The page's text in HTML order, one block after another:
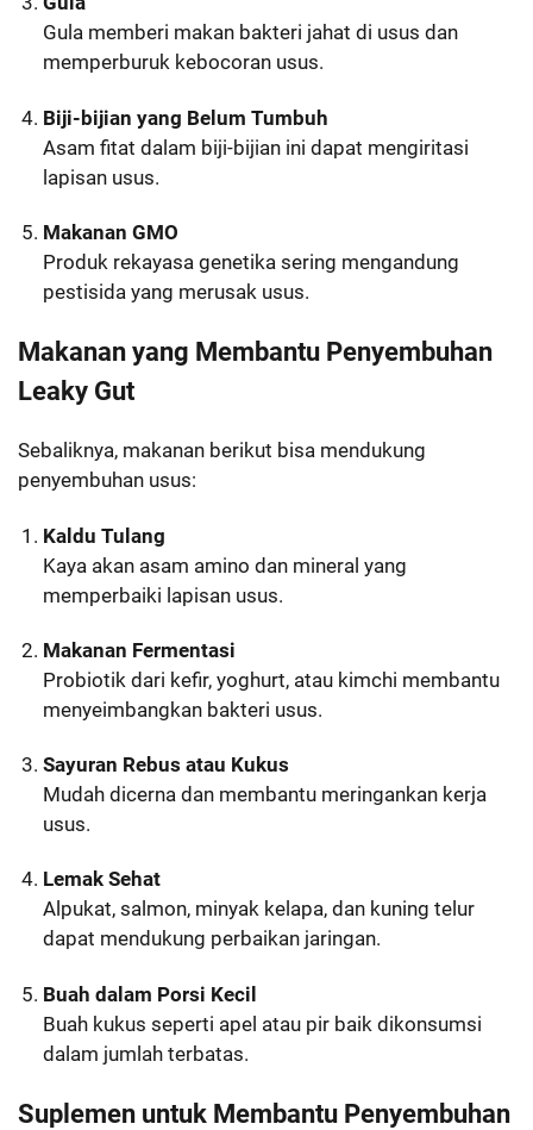
Gula memberi makan bakteri jahat di usus dan
memperburuk kebocoran usus.
Biji-bijian yang Belum Tumbuh
Asam fitat dalam biji-bijian ini dapat mengiritasi
lapisan usus.
Makanan GMO
Produk rekayasa genetika sering mengandung
pestisida yang merusak usus.
Makanan yang Membantu Penyembuhan
Leaky Gut
Sebaliknya, makanan berikut bisa mendukung
penyembuhan usus:
Kaldu Tulang
Kaya akan asam amino dan mineral yang
memperbaiki lapisan usus.
Makanan Fermentasi
Probiotik dari kefir, yoghurt, atau kimchi membantu
menyeimbangkan bakteri usus.
Sayuran Rebus atau Kukus
Mudah dicerna dan membantu meringankan kerja
usus.
Lemak Sehat
Alpukat, salmon, minyak kelapa, dan kuning telur
dapat mendukung perbaikan jaringan.
Buah dalam Porsi Kecil
Buah kukus seperti apel atau pir baik dikonsumsi
dalam jumlah terbatas.
Suplemen untuk Membantu Penyembuhan